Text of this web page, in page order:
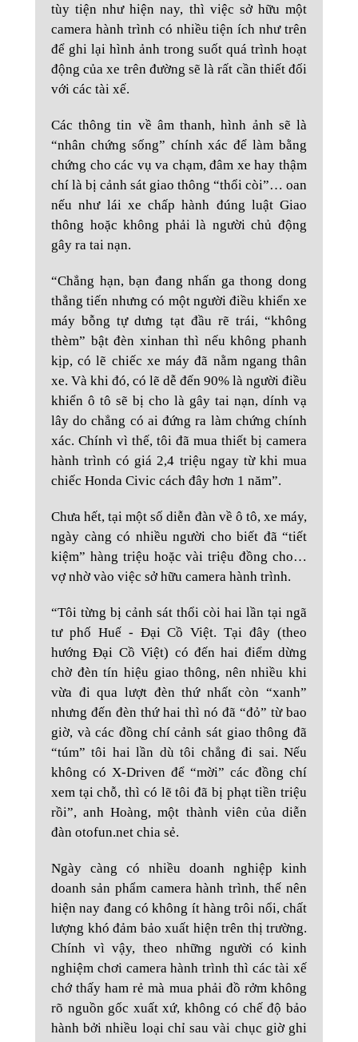
tùy tiện như hiện nay, thì việc sở hữu một
camera hành trình có nhiều tiện ích như trên
để ghi lại hình ảnh trong suốt quá trình hoạt
động của xe trên đường sẽ là rất cần thiết đối
với các tài xế.
Các thông tin về âm thanh, hình ảnh sẽ là
“nhân chứng sống” chính xác để làm bằng
chứng cho các vụ va chạm, đâm xe hay thậm
chí là bị cảnh sát giao thông “thổi còi”… oan
nếu như lái xe chấp hành đúng luật Giao
thông hoặc không phải là người chủ động
gây ra tai nạn.
“Chẳng hạn, bạn đang nhấn ga thong dong
thẳng tiến nhưng có một người điều khiển xe
máy bỗng tự dưng tạt đầu rẽ trái, “không
thèm” bật đèn xinhan thì nếu không phanh
kịp, có lẽ chiếc xe máy đã nằm ngang thân
xe. Và khi đó, có lẽ dễ đến 90% là người điều
khiển ô tô sẽ bị cho là gây tai nạn, dính vạ
lây do chẳng có ai đứng ra làm chứng chính
xác. Chính vì thế, tôi đã mua thiết bị camera
hành trình có giá 2,4 triệu ngay từ khi mua
chiếc Honda Civic cách đây hơn 1 năm”.
Chưa hết, tại một số diễn đàn về ô tô, xe máy,
ngày càng có nhiều người cho biết đã “tiết
kiệm” hàng triệu hoặc vài triệu đồng cho…
vợ nhờ vào việc sở hữu camera hành trình.
“Tôi từng bị cảnh sát thổi còi hai lần tại ngã
tư phố Huế - Đại Cồ Việt. Tại đây (theo
hướng Đại Cồ Việt) có đến hai điểm dừng
chờ đèn tín hiệu giao thông, nên nhiều khi
vừa đi qua lượt đèn thứ nhất còn “xanh”
nhưng đến đèn thứ hai thì nó đã “đỏ” từ bao
giờ, và các đồng chí cảnh sát giao thông đã
“túm” tôi hai lần dù tôi chẳng đi sai. Nếu
không có X-Driven để “mời” các đồng chí
xem tại chỗ, thì có lẽ tôi đã bị phạt tiền triệu
rồi”, anh Hoàng, một thành viên của diễn
đàn otofun.net chia sẻ.
Ngày càng có nhiều doanh nghiệp kinh
doanh sản phẩm camera hành trình, thế nên
hiện nay đang có không ít hàng trôi nổi, chất
lượng khó đảm bảo xuất hiện trên thị trường.
Chính vì vậy, theo những người có kinh
nghiệm chơi camera hành trình thì các tài xế
chớ thấy ham rẻ mà mua phải đồ rởm không
rõ nguồn gốc xuất xứ, không có chế độ bảo
hành bởi nhiều loại chỉ sau vài chục giờ ghi